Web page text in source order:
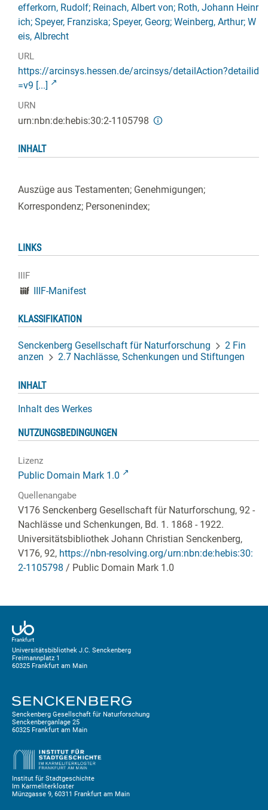
efferkorn, Rudolf; Reinach, Albert von; Roth, Johann Heinr
ich; Speyer, Franziska; Speyer, Georg; Weinberg, Arthur; W
eis, Albrecht
URL
https://arcinsys.hessen.de/arcinsys/detailAction?detailid
=v9 [...]
URN
urn:nbn:de:hebis:30:2-1105798
INHALT
Auszüge aus Testamenten; Genehmigungen;
Korrespondenz; Personenindex;
LINKS
IIIF
IIIF-Manifest
KLASSIFIKATION
Senckenberg Gesellschaft für Naturforschung
2 Fin
anzen
2.7 Nachlässe, Schenkungen und Stiftungen
INHALT
Inhalt des Werkes
NUTZUNGSBEDINGUNGEN
Lizenz
Public Domain Mark 1.0
Quellenangabe
V176 Senckenberg Gesellschaft für Naturforschung, 92 -
Nachlässe und Schenkungen, Bd. 1. 1868 - 1922.
Universitätsbibliothek Johann Christian Senckenberg,
V176, 92, https://nbn-resolving.org/urn:nbn:de:hebis:30:
2-1105798 / Public Domain Mark 1.0
Universitätsbibliothek J.C. Senckenberg
Freimannplatz 1
60325 Frankfurt am Main
Senckenberg Gesellschaft für Naturforschung
Senckenberganlage 25
60325 Frankfurt am Main
Institut für Stadtgeschichte
Im Karmeliterkloster
Münzgasse 9, 60311 Frankfurt am Main